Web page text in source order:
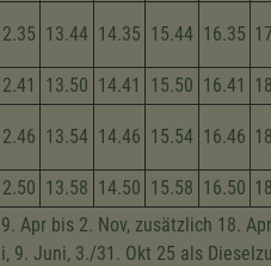
13.44 14.35 15.44 16.35
13.50 14.41 15.50 16.41
13.54 14.46 15.54 16.46
13.58 14.50 15.58 16.50
Apr bis 2. Nov, zusätzlich 18.
9. Juni, 3./31. Okt 25 als